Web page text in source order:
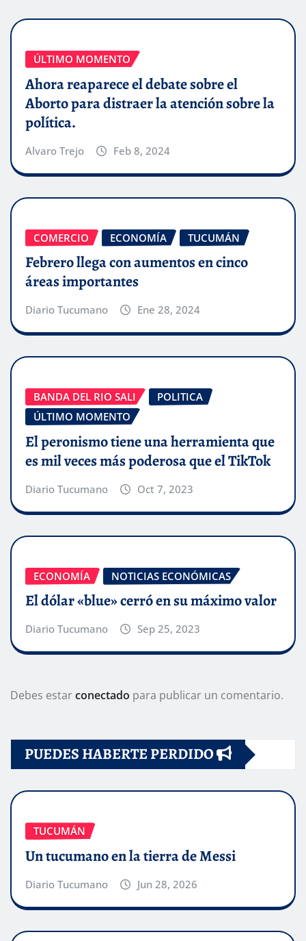
ÚLTIMO MOMENTO
Ahora reaparece el debate sobre el
Aborto para distraer la atención sobre la
política.
Alvaro Trejo Feb 8, 2024
COMERCIO ECONOMÍA TUCUMÁN
Febrero llega con aumentos en cinco
áreas importantes
Diario Tucumano Ene 28, 2024
BANDA DEL RIO SALI
POLITICA
ÚLTIMO MOMENTO
El peronismo tiene una herramienta que
es mil veces más poderosa que el TikTok
Diario Tucumano Oct 7, 2023
ECONOMÍA NOTICIAS ECONÓMICAS
El dólar «blue» cerró en su máximo valor
Diario Tucumano Sep 25, 2023
Debes estarconectado para publicar un comentario.
PUEDES HABERTE PERDIDO
TUCUMÁN
Un tucumano en la tierra de Messi
Diario Tucumano Jun 28, 2026